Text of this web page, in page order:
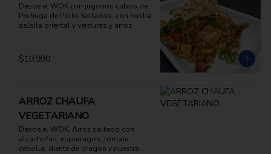
Desde el WOK con jugosos cubos de
Pechuga de Pollo Saltados, con nustra
salsita oriental y verduras y arroz
$10.990
ARROZ CHAUFA
VEGETARIANO
Desde el WOK, Arroz saltado con
alcachofas, esparragos, tomate,
cebolla, diente de dragon y nuestra